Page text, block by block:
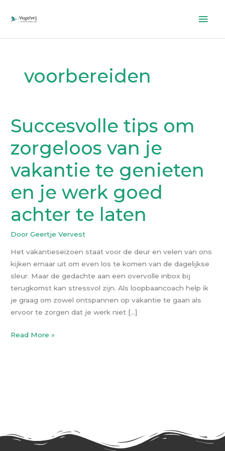
naar
voorbereiden
Succesvolle tips om
zorgeloos van je
vakantie te genieten
en je werk goed
achter te laten
DoorGeertje Vervest
Het vakantieseizoen staat voor de deur en velen van ons
kijken ernaar uit om even los te komen van de dagelijkse
sleur. Maar de gedachte aan een overvolle inbox bij
terugkomst kan stressvol zijn. Als loopbaancoach help ik
je graag om zowel ontspannen op vakantie te gaan als
ervoor te zorgen dat je werk niet […]
Succesvolle
tips
om
zorgeloos
van
vakantie
genieten
werk
goed
achter
te
laten
Read More »